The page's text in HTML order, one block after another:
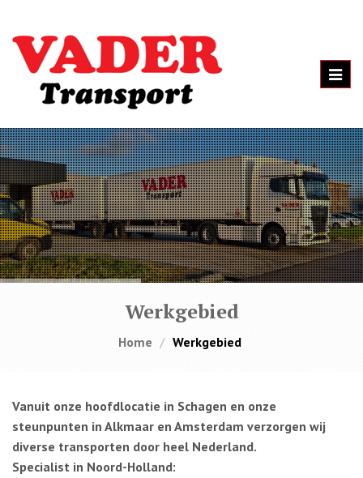
Werkgebied
Home Werkgebied
Vanuit onze hoofdlocatie in Schagen en onze
steunpunten in Alkmaar en Amsterdam verzorgen wij
diverse transporten door heel Nederland.
Specialist in Noord-Holland: